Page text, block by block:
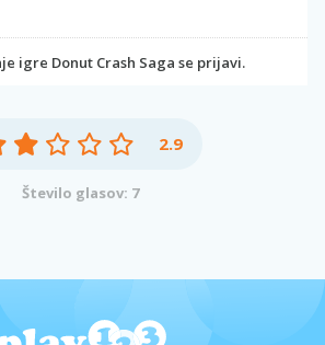
igre Donut Crash Saga se prijavi.
2.9
Število glasov: 7